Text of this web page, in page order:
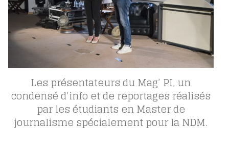
Les présentateurs du Mag’ PI, un
condensé d’info et de reportages réalisés
par les étudiants en Master de
journalisme spécialement pour la NDM.